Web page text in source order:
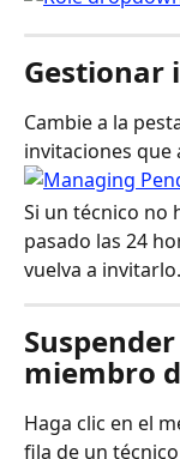
Gestionar
Cambie a la
invitaciones que
Si un técnico no
pasado las 24
vuelva a invitarlo.
miembro
Haga clic en el
fila de un